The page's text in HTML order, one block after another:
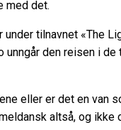
med det.
tilnavnet «The
den reisen i
eller er det en
altså, og